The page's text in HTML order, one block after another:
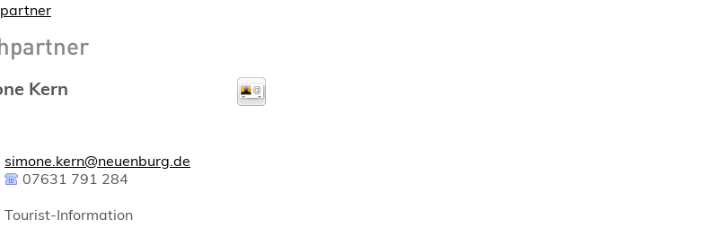
Kern
simone.kern@neuenburg.de
07631 791 284
Tourist-Information